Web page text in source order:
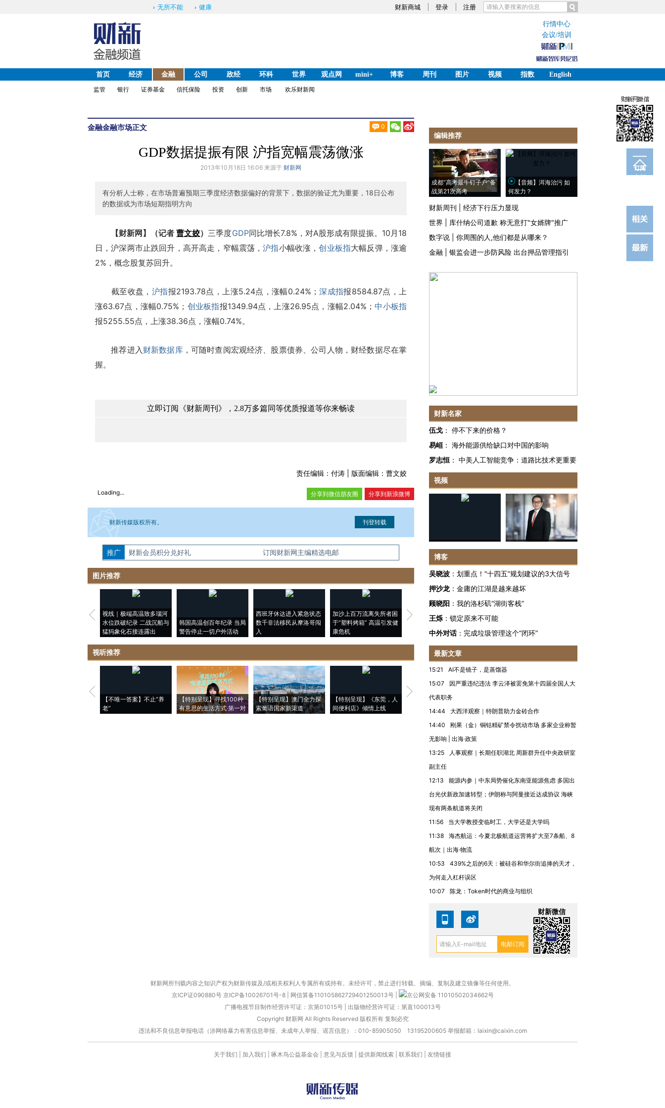
财新商城 登录 注册
无所不能 健康
行情中心
会议/培训
首页 经济 金融 公司 政经 环科 世界 观点网 mini+ 博客 周刊 图片 视频 指数
English
监管
银行 证券基金 信托保险 投资 创新 市场 欢乐财新闻
金融金融市场正文 0
订阅
电邮
GDP数据提振有限 沪指宽幅震荡微涨
2013年10月18日 16:06 来源于 财新网
有分析人士称，在市场普遍预期三季度经济数据偏好的背景下，数据的验证尤为重要，18日公布
的数据或为市场短期指明方向
【财新网】（记者曹文姣）三季度GDP同比增长7.8%，对A股形成有限提振。10月18
日，沪深两市止跌回升，高开高走，窄幅震荡，沪指小幅收涨，创业板指大幅反弹，涨逾
2%，概念股复苏回升。
截至收盘， 沪指报2193.78点，上涨5.24点，涨幅0.24%； 深成指报8584.87点，上
涨63.67点，涨幅0.75%； 创业板指报1349.94点，上涨26.95点，涨幅2.04%； 中小板指
报5255.55点，上涨38.36点，涨幅0.74%。
推荐进入财新数据库，可随时查阅宏观经济、股票债券、公司人物，财经数据尽在掌
握。
立即订阅《财新周刊》，2.8万多篇同等优质报道等你来畅读
责任编辑：付涛 | 版面编辑：曹文姣
Loading... 分享到新浪微博
分享到微信朋友圈
财新传媒版权所有。
如需刊登转载请点击右侧按钮，提交相关信息。经确认即可刊登转载。
推广 财新会员积分兑好礼 订阅财新网主编精选电邮
图片推荐
视线｜极端高温致多瑙河
水位跌破纪录 二战沉船与
猛犸象化石接连露出
韩国高温创百年纪录 当局
警告停止一切户外活动
西班牙休达进入紧急状态
数千非法移民从摩洛哥闯
入
加沙上百万流离失所者困
于“塑料烤箱” 高温引发健
康危机
视线｜HYROX的吸金
术：是什么让中产们甘
心“花钱找虐”？
马航飞行员跨国走私7万
粒摇头丸 尿检体内含3种
毒品
视听推荐
【不唯一答案】不止“养
老”
【特别呈现】寻找100种
有意思的生活方式·第一对
【特别呈现】澳门全力探
索葡语国家新渠道
【特别呈现】《东莞，人
间便利店》倾情上线
【推广】走进第四届链博
会，让数智科技“链”接产
有意思的生活方式·第三对
编辑推荐
成都“高考最牛钉子户”备
战第21次高考
【音频】洱海治污 如
何发力？
财新周刊
经济下行压力显现
世界
库什纳公司道歉 称无意打"女婿牌"推广
数字说
你周围的人,他们都是从哪来？
金融
银监会进一步防风险 出台押品管理指引
财新名家
伍戈 ： 停不下来的价格？
易峘 ： 海外能源供给缺口对中国的影响
罗志恒 ： 中美人工智能竞争：道路比技术更重要
视频
博客
吴晓波 ： 划重点！“十四五”规划建议的3大信号
押沙龙 ： 金庸的江湖是越来越坏
顾晓阳 ： 我的洛杉矶“湖街客栈”
王烁 ： 锁定原来不可能
中外对话： 完成垃圾管理这个“闭环”
最新文章
15:21
AI不是镜子，是蒸馏器
15:07
因严重违纪违法 李云泽被罢免第十四届全国人大
代表职务
14:44
大西洋观察｜特朗普助力金砖合作
14:40
刚果（金）铜钴精矿禁令扰动市场 多家企业称暂
无影响 | 出海·政策
13:25
人事观察｜长期任职湖北 周新群升任中央政研室
副主任
12:13
能源内参｜中东局势催化东南亚能源焦虑 多国出
台光伏新政加速转型；伊朗称与阿曼接近达成协议 海峡
现有两条航道将关闭
11:56
当大学教授变临时工，大学还是大学吗
11:38
海杰航运：今夏北极航道运营将扩大至7条船、8
航次｜出海·物流
10:53
439%之后的6天：被硅谷和华尔街追捧的天才，
为何走入杠杆误区
10:07
陈龙：Token时代的商业与组织
财新微信
财新网所刊载内容之知识产权为财新传媒及/或相关权利人专属所有或持有。未经许可，禁止进行转载、摘编、复制及建立镜像等任何使用。
京ICP证090880号 京ICP备10026701号-8 网信算备110105862729401250013号
京公网安备 11010502034662号
广播电视节目制作经营许可证：京第01015号| 出版物经营许可证：第直100013号
Copyright 财新网 All Rights Reserved 版权所有 复制必究
违法和不良信息举报电话（涉网络暴力有害信息举报、未成年人举报、谣言信息）：010-85905050 13195200605 举报邮箱：laixin@caixin.com
关于我们 加入我们 啄木鸟公益基金会 意见与反馈 提供新闻线索 联系我们 友情链接